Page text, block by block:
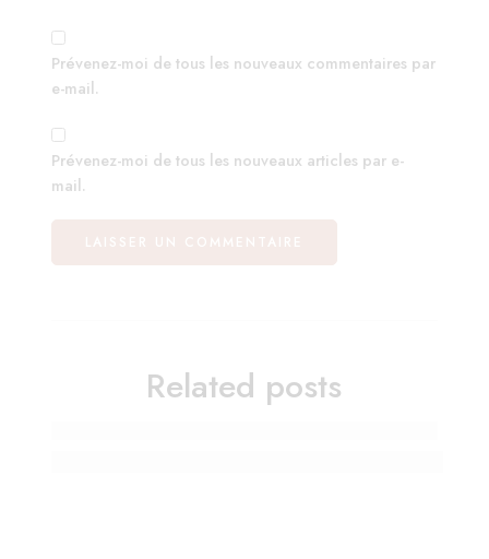
Prévenez-moi de tous les nouveaux commentaires par
e-mail.
Prévenez-moi de tous les nouveaux articles par e-
mail.
Related posts